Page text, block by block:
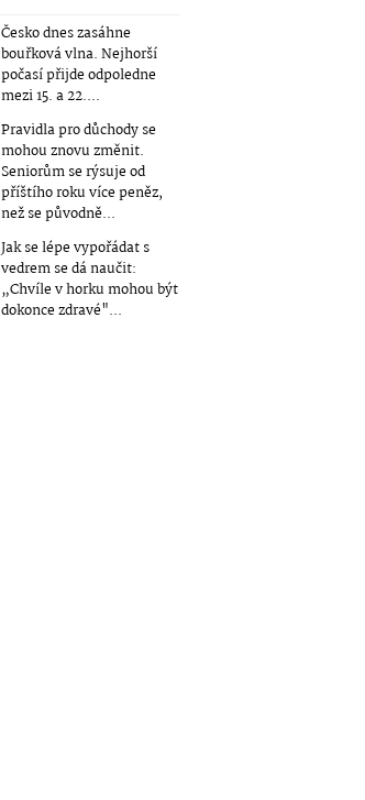
Česko dnes zasáhne
bouřková vlna. Nejhorší
počasí přijde odpoledne
mezi 15. a 22....
Pravidla pro důchody se
mohou znovu změnit.
Seniorům se rýsuje od
příštího roku více peněz,
než se původně...
Jak se lépe vypořádat s
vedrem se dá naučit:
„Chvíle v horku mohou být
dokonce zdravé"...